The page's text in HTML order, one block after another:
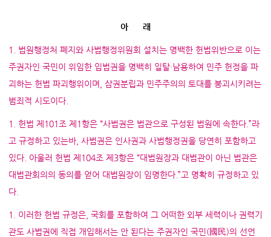
아 래
1. 법원행정처 폐지와 사법행정위원회 설치는 명백한 헌법위반으로 이는
주권자인 국민이 위임한 입법권을 명백히 일탈·남용하여 민주 헌정을 파
괴하는 헌법 파괴행위이며, 삼권분립과 민주주의의 토대를 붕괴시키려는
범죄적 시도이다.
1. 헌법 제101조 제1항은 “사법권은 법관으로 구성된 법원에 속한다.”라
고 규정하고 있는바, 사법권은 인사권과 사법행정권을 당연히 포함하고
있다. 아울러 헌법 제104조 제3항은 “대법원장과 대법관이 아닌 법관은
대법관회의의 동의를 얻어 대법원장이 임명한다.”고 명확히 규정하고 있
다.
1. 이러한 헌법 규정은, 국회를 포함하여 그 어떠한 외부 세력이나 권력기
관도 사법권에 직접 개입해서는 안 된다는 주권자인 국민(國民)의 선언